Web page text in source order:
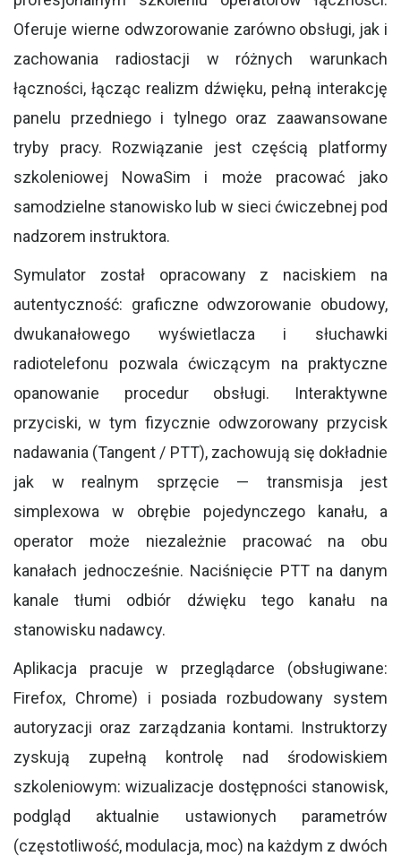
Oferuje wierne odwzorowanie zarówno obsługi, jak i
zachowania radiostacji w różnych warunkach
łączności, łącząc realizm dźwięku, pełną interakcję
panelu przedniego i tylnego oraz zaawansowane
tryby pracy. Rozwiązanie jest częścią platformy
szkoleniowej NowaSim i może pracować jako
samodzielne stanowisko lub w sieci ćwiczebnej pod
nadzorem instruktora.
Symulator został opracowany z naciskiem na
autentyczność: graficzne odwzorowanie obudowy,
dwukanałowego wyświetlacza i słuchawki
radiotelefonu pozwala ćwiczącym na praktyczne
opanowanie procedur obsługi. Interaktywne
przyciski, w tym fizycznie odwzorowany przycisk
nadawania (Tangent / PTT), zachowują się dokładnie
jak w realnym sprzęcie — transmisja jest
simplexowa w obrębie pojedynczego kanału, a
operator może niezależnie pracować na obu
kanałach jednocześnie. Naciśnięcie PTT na danym
kanale tłumi odbiór dźwięku tego kanału na
stanowisku nadawcy.
Aplikacja pracuje w przeglądarce (obsługiwane:
Firefox, Chrome) i posiada rozbudowany system
autoryzacji oraz zarządzania kontami. Instruktorzy
zyskują zupełną kontrolę nad środowiskiem
szkoleniowym: wizualizacje dostępności stanowisk,
podgląd aktualnie ustawionych parametrów
(częstotliwość, modulacja, moc) na każdym z dwóch